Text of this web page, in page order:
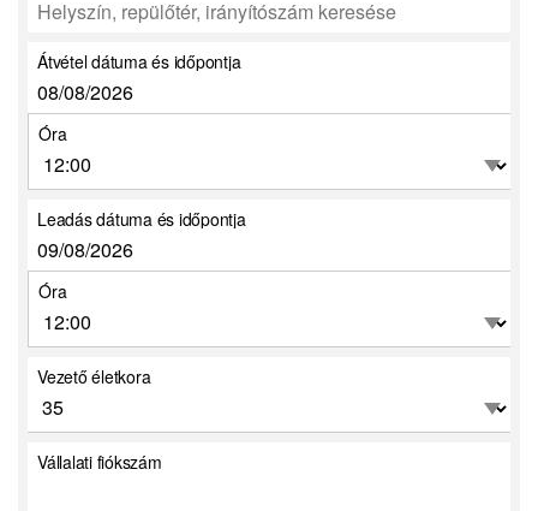
Átvétel dátuma és időpontja
Óra
Leadás dátuma és időpontja
Óra
Vezető életkora
Vállalati fiókszám